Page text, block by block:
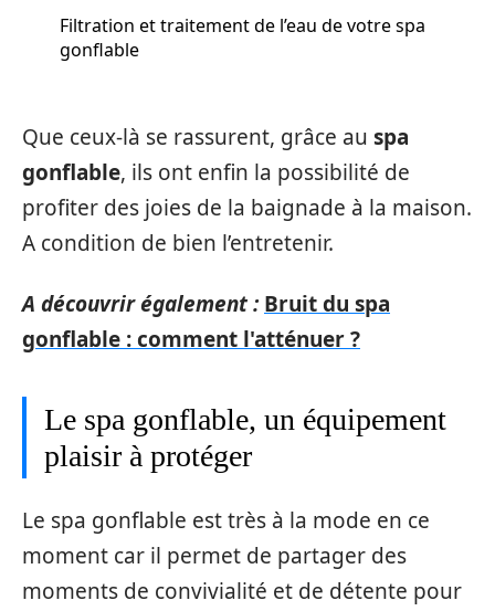
Filtration et traitement de l’eau de votre spa
gonflable
Que ceux-là se rassurent, grâce au spa
gonflable, ils ont enfin la possibilité de
profiter des joies de la baignade à la maison.
A condition de bien l’entretenir.
A découvrir également : Bruit du spa
gonflable : comment l'atténuer ?
Le spa gonflable, un équipement
plaisir à protéger
Le spa gonflable est très à la mode en ce
moment car il permet de partager des
moments de convivialité et de détente pour